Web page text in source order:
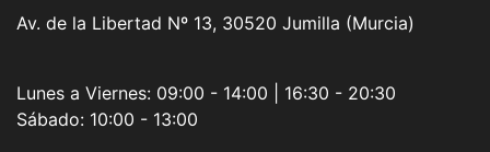
Av. de la Libertad Nº 13, 30520 Jumilla (Murcia)
Lunes a Viernes: 09:00 - 14:00 | 16:30 - 20:30
Sábado: 10:00 - 13:00